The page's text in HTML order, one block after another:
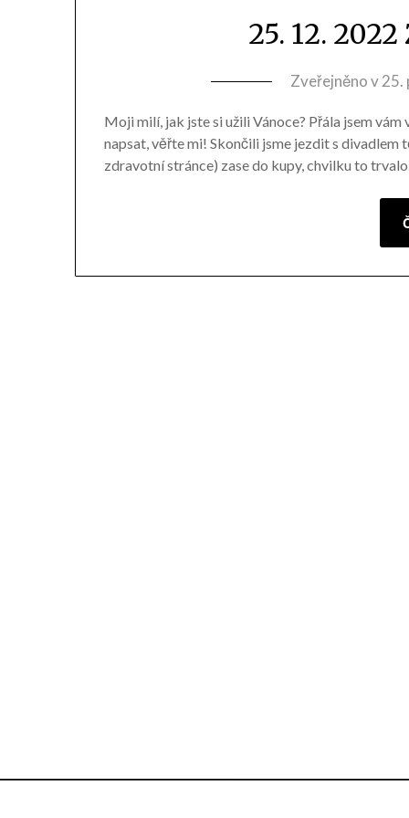
25. 12.
Zveřejněno v25.
Moji milí, jak jste si užili Vánoce? Přála jsem
napsat, věřte mi! Skončili jsme jezdit s divadlem
zdravotní stránce) zase do kupy, chvilku to